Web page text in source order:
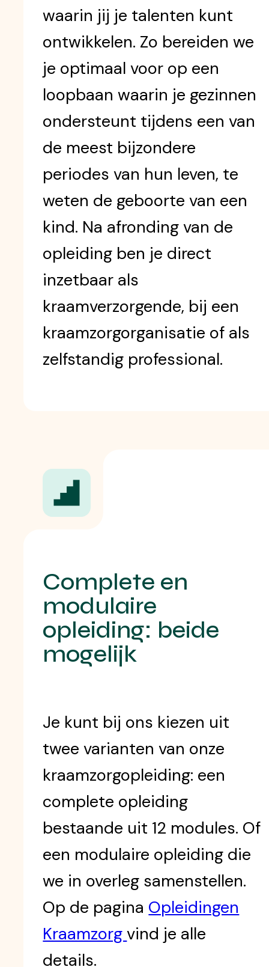
waarin jij je talenten kunt
ontwikkelen. Zo bereiden we
je optimaal voor op een
loopbaan waarin je gezinnen
ondersteunt tijdens een van
de meest bijzondere
periodes van hun leven, te
weten de geboorte van een
kind. Na afronding van de
opleiding ben je direct
inzetbaar als
kraamverzorgende, bij een
kraamzorgorganisatie of als
zelfstandig professional.
Complete en
modulaire
opleiding: beide
mogelijk
Je kunt bij ons kiezen uit
twee varianten van onze
kraamzorgopleiding: een
complete opleiding
bestaande uit 12 modules. Of
een modulaire opleiding die
we in overleg samenstellen.
Op de pagina Opleidingen
Kraamzorgvind je alle
details.